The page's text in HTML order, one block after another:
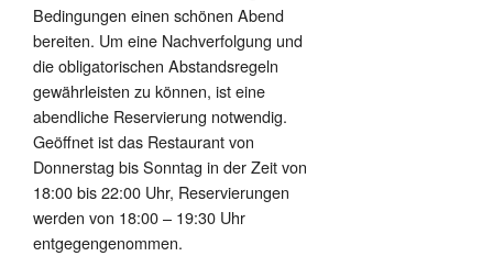
Bedingungen einen schönen Abend
bereiten. Um eine Nachverfolgung und
die obligatorischen Abstandsregeln
gewährleisten zu können, ist eine
abendliche Reservierung notwendig.
Geöffnet ist das Restaurant von
Donnerstag bis Sonntag in der Zeit von
18:00 bis 22:00 Uhr, Reservierungen
werden von 18:00 – 19:30 Uhr
entgegengenommen.